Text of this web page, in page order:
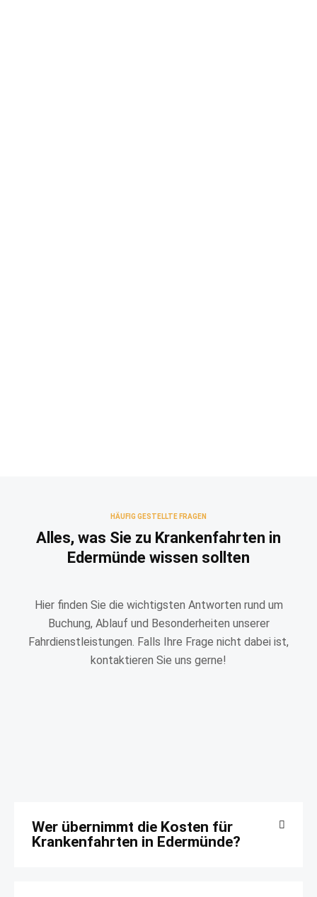
HÄUFIG GESTELLTE FRAGEN
Alles, was Sie zu Krankenfahrten in
Edermünde wissen sollten
Hier finden Sie die wichtigsten Antworten rund um
Buchung, Ablauf und Besonderheiten unserer
Fahrdienstleistungen. Falls Ihre Frage nicht dabei ist,
kontaktieren Sie uns gerne!
Wer übernimmt die Kosten für
Krankenfahrten in Edermünde?